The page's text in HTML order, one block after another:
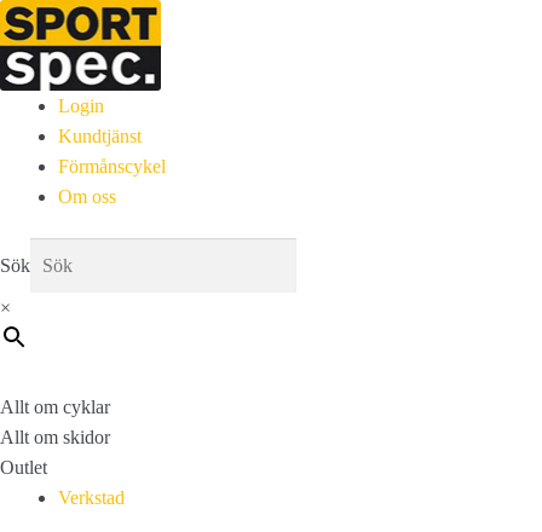
Login
Kundtjänst
Förmånscykel
Om oss
Sök
×
Allt om cyklar
Allt om skidor
Outlet
Verkstad